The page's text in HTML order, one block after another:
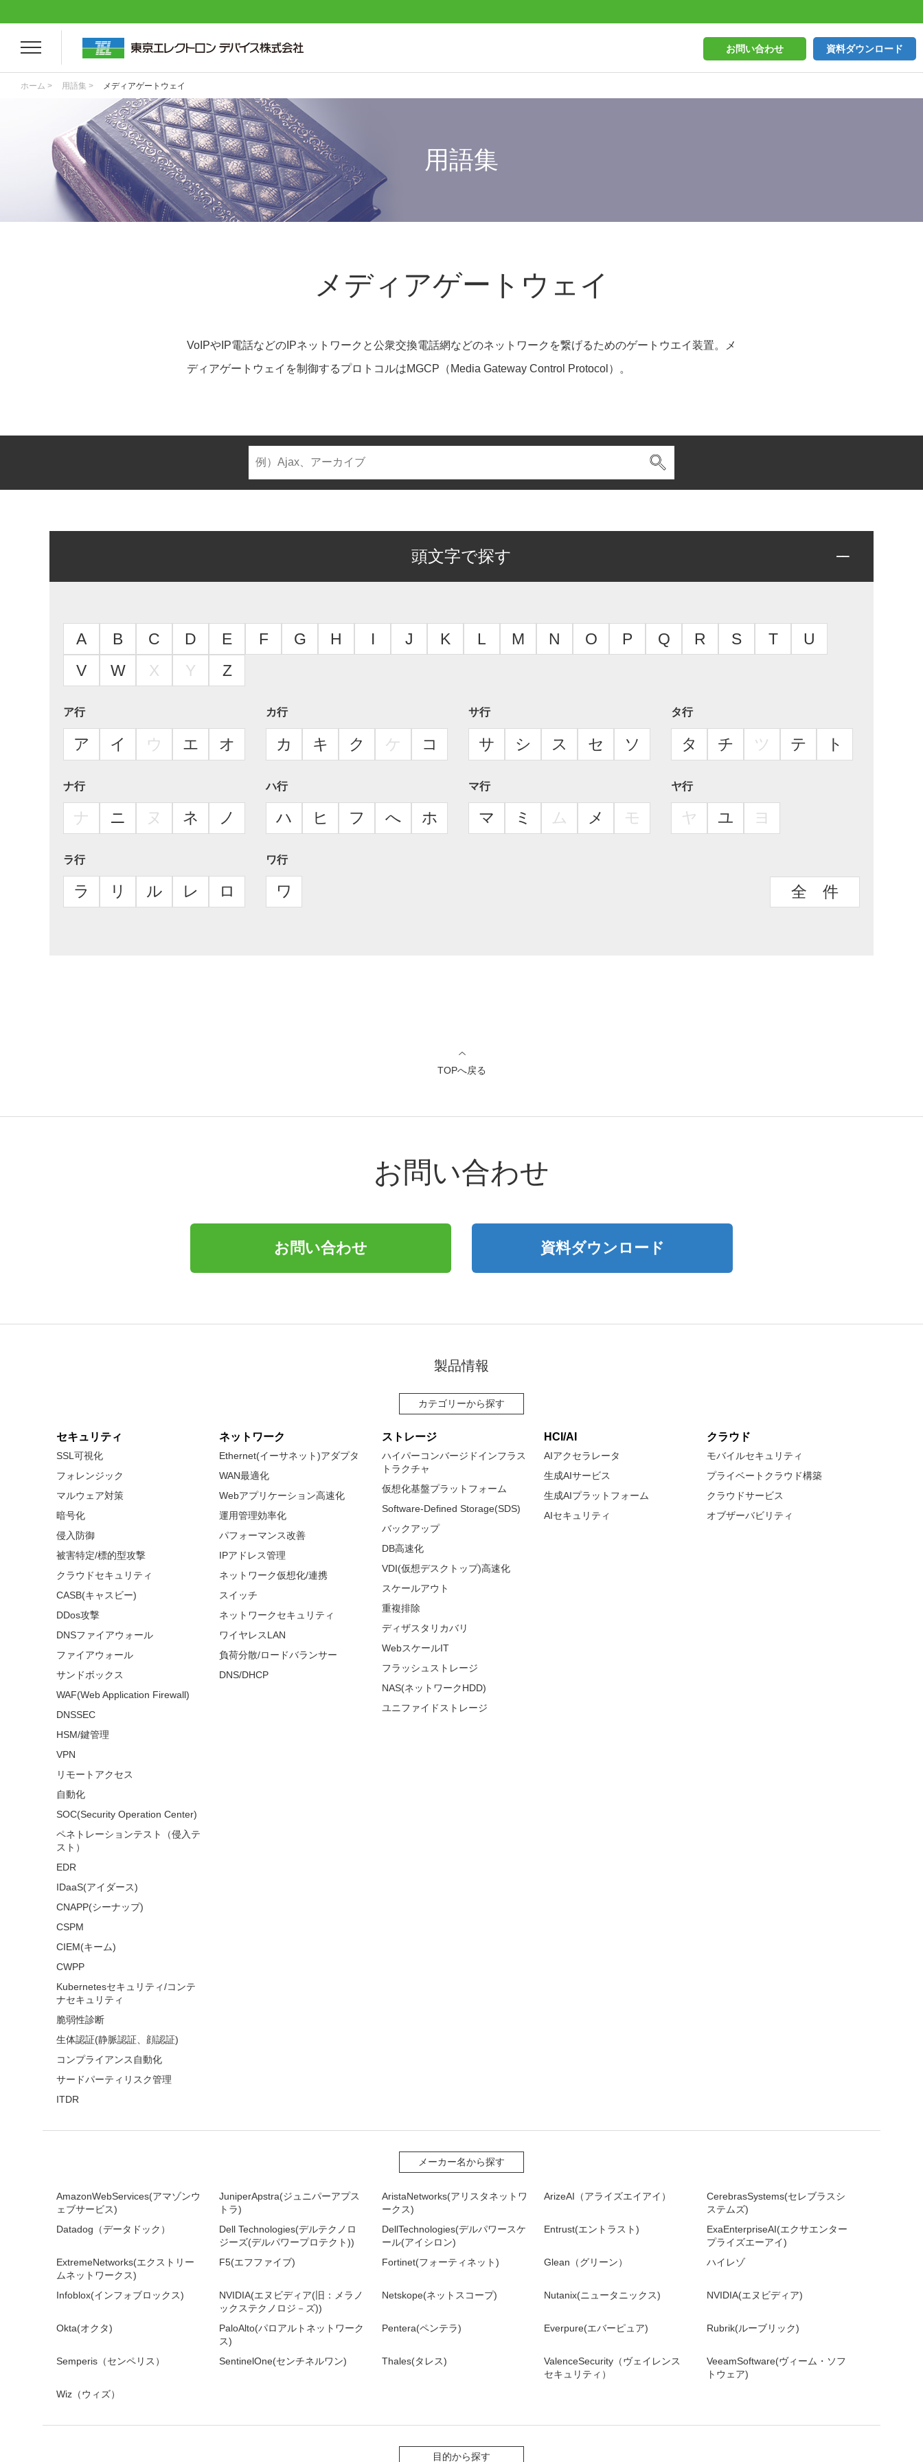
お問い合わせ 資料ダウンロード
ホーム > 用語集 > メディアゲートウェイ
用語集
メディアゲートウェイ
VoIPやIP電話などのIPネットワークと公衆交換電話網などのネットワークを繋げるためのゲートウエイ装置。メ
ディアゲートウェイを制御するプロトコルはMGCP（Media Gateway Control Protocol）。
頭文字で探す
A B C D E F G H I J K L M N O P Q R S T
U
V
W X Y Z
ア行
ア イ ウ エ オ
カ行
カ キ ク ケ コ
サ行
サ シ ス セ ソ
タ行
タ チ ツ テ ト
ナ行
ナ ニ ヌ ネ ノ
ハ行
ハ ヒ フ へ ホ
マ行
マ ミ ム メ モ
ヤ行
ヤ ユ ヨ
ラ行
ラ リ ル レ ロ
ワ行
ワ 全 件
TOPへ戻る
お問い合わせ
お問い合わせ 資料ダウンロード
製品情報
カテゴリーから探す
セキュリティ
SSL可視化
フォレンジック
マルウェア対策
暗号化
侵入防御
被害特定/標的型攻撃
クラウドセキュリティ
CASB(キャスビー)
DDos攻撃
DNSファイアウォール
ファイアウォール
サンドボックス
WAF(Web Application Firewall)
DNSSEC
HSM/鍵管理
VPN
リモートアクセス
自動化
SOC(Security Operation Center)
ペネトレーションテスト（侵入テ
スト）
EDR
IDaaS(アイダース)
CNAPP(シーナップ)
CSPM
CIEM(キーム)
CWPP
Kubernetesセキュリティ/コンテ
ナセキュリティ
脆弱性診断
生体認証(静脈認証、顔認証)
コンプライアンス自動化
サードパーティリスク管理
ITDR
ネットワーク
Ethernet(イーサネット)アダプタ
WAN最適化
Webアプリケーション高速化
運用管理効率化
パフォーマンス改善
IPアドレス管理
ネットワーク仮想化/連携
スイッチ
ネットワークセキュリティ
ワイヤレスLAN
負荷分散/ロードバランサー
DNS/DHCP
ストレージ
ハイパーコンバージドインフラス
トラクチャ
仮想化基盤プラットフォーム
Software-Defined Storage(SDS)
バックアップ
DB高速化
VDI(仮想デスクトップ)高速化
スケールアウト
重複排除
ディザスタリカバリ
WebスケールIT
フラッシュストレージ
NAS(ネットワークHDD)
ユニファイドストレージ
HCI/AI
AIアクセラレータ
生成AIサービス
生成AIプラットフォーム
AIセキュリティ
クラウド
モバイルセキュリティ
プライベートクラウド構築
クラウドサービス
オブザーバビリティ
メーカー名から探す
AmazonWebServices(アマゾンウ
ェブサービス)
JuniperApstra(ジュニパーアプス
トラ)
AristaNetworks(アリスタネットワ
ークス)
ArizeAI（アライズエイアイ）
CerebrasSystems(セレブラスシ
ステムズ)
Datadog（データドック）
Dell Technologies(デルテクノロ
ジーズ(デルパワープロテクト))
DellTechnologies(デルパワースケ
ール(アイシロン)
Entrust(エントラスト)
ExaEnterpriseAI(エクサエンター
プライズエーアイ)
ExtremeNetworks(エクストリー
ムネットワークス)
F5(エフファイブ) Fortinet(フォーティネット) Glean（グリーン） ハイレゾ
Infoblox(インフォブロックス)
NVIDIA(エヌビディア(旧：メラノ
ックステクノロジ－ズ))
Netskope(ネットスコープ) Nutanix(ニュータニックス) NVIDIA(エヌビディア)
Okta(オクタ)
PaloAlto(パロアルトネットワーク
ス)
Pentera(ペンテラ) Everpure(エバーピュア) Rubrik(ルーブリック)
Semperis（センペリス） SentinelOne(センチネルワン) Thales(タレス)
ValenceSecurity（ヴェイレンス
セキュリティ）
VeeamSoftware(ヴィーム・ソフ
トウェア)
Wiz（ウィズ）
目的から探す